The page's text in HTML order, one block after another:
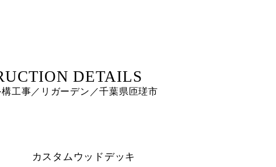
工事／リガーデン／千葉県匝瑳市
カスタムウッドデッキ